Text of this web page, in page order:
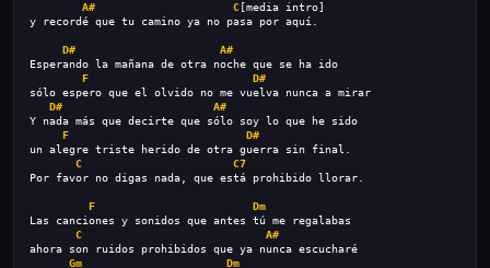
A#
C [media intro]
y recordé que tu camino ya no pasa por aquí.
D#
A#
Esperando la mañana de otra noche que se ha ido
F
D#
sólo espero que el olvido no me vuelva nunca a mirar
D#
A#
Y nada más que decirte que sólo soy lo que he sido
F
D#
un alegre triste herido de otra guerra sin final.
C
C7
Por favor no digas nada, que está prohibido llorar.
F
Dm
Las canciones y sonidos que antes tú me regalabas
C
A#
ahora son ruidos prohibidos que ya nunca escucharé
Gm
Dm